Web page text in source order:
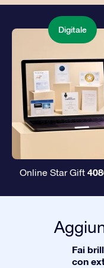
Digitale
Online Star Gift
Fai
con